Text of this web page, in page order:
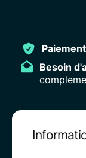
Besoin